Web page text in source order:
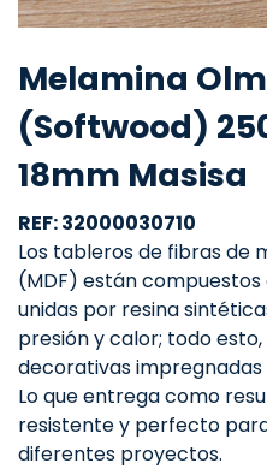
Melamina
(Softwood)
18mm Masisa
REF: 32000030710
Los tableros de fibras de
(MDF) están
unidas por resina
presión y calor; todo
decorativas
Lo que entrega como
resistente y perfecto
diferentes proyectos.